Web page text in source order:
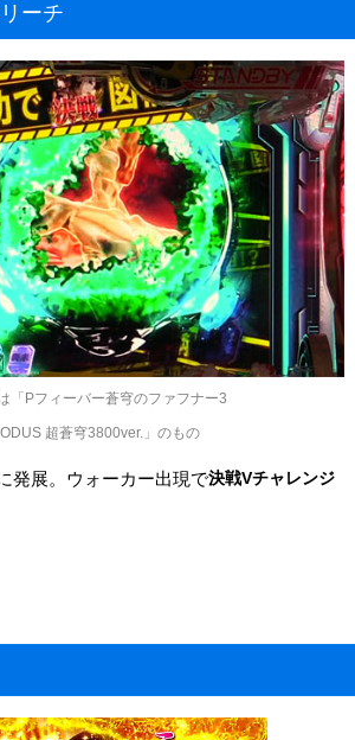
ーチ
「Pフィーバー蒼穹のファフナー3
超蒼穹3800ver.」のもの
発展。ウォーカー出現で決戦Vチャレンジ